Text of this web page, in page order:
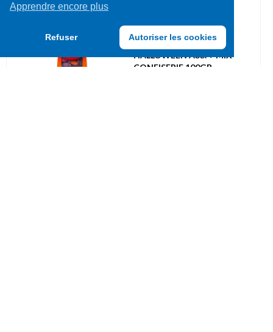
Apprendre encore plus
Refuser Autoriser les cookies
Halloween
BOITE SERRE-TETE
HALLOWEEN ASS. + MIX
CONFISERIE 100GR